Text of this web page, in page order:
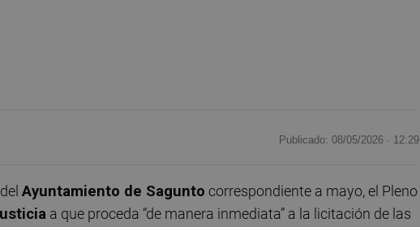
Publicado: 08/05/2026 · 12:29
Ayuntamiento de Sagunto correspondiente a mayo, el Pleno
a que proceda “de manera inmediata” a la licitación de las